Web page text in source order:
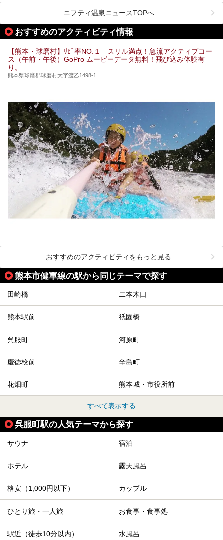
阿蘇山麓の南阿蘇村の「地獄温泉 清風荘」、そして「清風
荘」から400mほど離れた「垂玉（たるたま）温泉 山口旅
館」の2軒は、この地震による土砂崩れなどのために、一時
期は孤立状態に。もしかしたらこの時のニュースで、「地獄
温泉」と「垂玉温泉」の名前を知った人もいるかもしれませ
ん。
この2軒は今どうなっているのでしょうか。実は現在は「地
獄温泉 青風荘．」「垂玉温泉 瀧日和」として営業を再開し
します。
ニフティ温泉ニュースTOPへ
おすすめのアクティビティ情報
【熊本・球磨村】ﾘﾋﾟ率NO.１ スリル満点！急流アクティブコー
ス（午前・午後）GoPro ムービーデータ無料！飛び込み体験有
り。
熊本県球磨郡球磨村大字渡乙1498-1
おすすめのアクティビティをもっと見る
熊本市健軍線の駅から同じテーマで探す
田崎橋 二本木口
熊本駅前 祇園橋
呉服町 河原町
慶徳校前 辛島町
花畑町 熊本城・市役所前
すべて表示する
呉服町駅の人気テーマから探す
サウナ 宿泊
ホテル 露天風呂
格安（1,000円以下） カップル
ひとり旅・一人旅 お食事・食事処
駅近（徒歩10分以内） 水風呂